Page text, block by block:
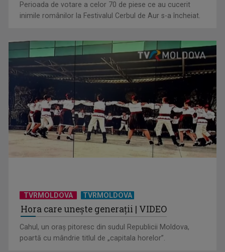
Perioada de votare a celor 70 de piese ce au cucerit
inimile românilor la Festivalul Cerbul de Aur s-a încheiat.
TVRMOLDOVA TVRMOLDOVA
Hora care unește generații | VIDEO
Cahul, un oraș pitoresc din sudul Republicii Moldova,
poartă cu mândrie titlul de „capitala horelor”.